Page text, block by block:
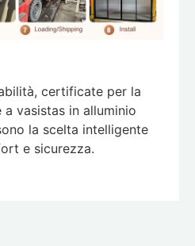
certificate per la
vasistas in alluminio
la scelta intelligente
e sicurezza.